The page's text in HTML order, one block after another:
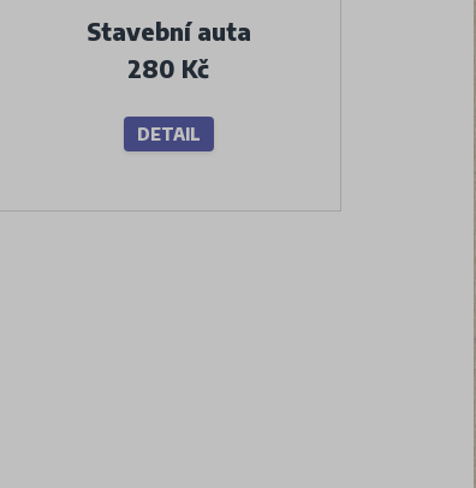
Stavební auta
280 Kč
DETAIL